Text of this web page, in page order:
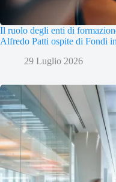
Il ruolo degli enti di
Alfredo Patti ospite di Fondi
29 Luglio 2026